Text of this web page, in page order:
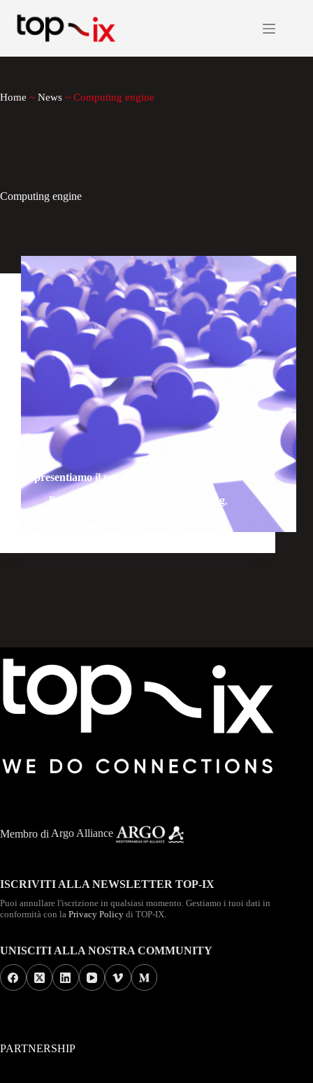
contenuto
Home ~ News ~ Computing engine
Computing engine
Vi presentiamo il progetto DECICE
Progetti finanziati
Cloud Computing,
Membro di Argo Alliance
ISCRIVITI ALLA NEWSLETTER TOP-IX
Puoi annullare l'iscrizione in qualsiasi momento. Gestiamo i tuoi dati in
conformità con la Privacy Policy di TOP-IX.
UNISCITI ALLA NOSTRA COMMUNITY
PARTNERSHIP